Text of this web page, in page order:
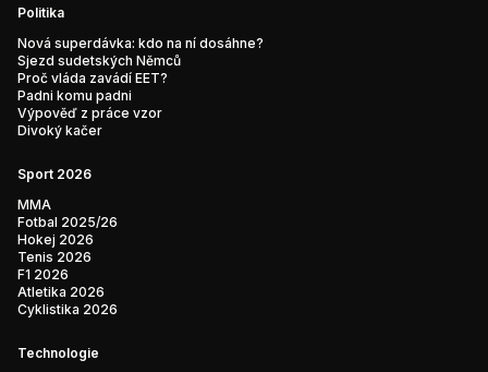
Politika
Nová superdávka: kdo na ní dosáhne?
Sjezd sudetských Němců
Proč vláda zavádí EET?
Padni komu padni
Výpověď z práce vzor
Divoký kačer
Sport 2026
MMA
Fotbal 2025/26
Hokej 2026
Tenis 2026
F1 2026
Atletika 2026
Cyklistika 2026
Technologie